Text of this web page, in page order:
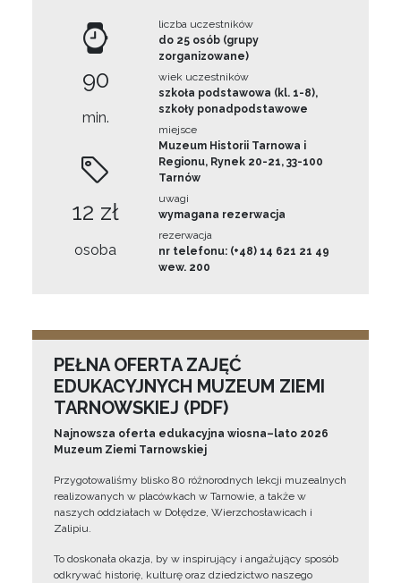
90
min.
12 zł
osoba
liczba uczestników
do 25 osób (grupy
zorganizowane)
wiek uczestników
szkoła podstawowa (kl. 1-8),
szkoły ponadpodstawowe
miejsce
Muzeum Historii Tarnowa i
Regionu, Rynek 20-21, 33-100
Tarnów
uwagi
wymagana rezerwacja
rezerwacja
nr telefonu: (+48) 14 621 21 49
wew. 200
PEŁNA OFERTA ZAJĘĆ
EDUKACYJNYCH MUZEUM ZIEMI
TARNOWSKIEJ (PDF)
Najnowsza oferta edukacyjna wiosna–lato 2026
Muzeum Ziemi Tarnowskiej
Przygotowaliśmy blisko 80 różnorodnych lekcji muzealnych
realizowanych w placówkach w Tarnowie, a także w
naszych oddziałach w Dołędze, Wierzchosławicach i
Zalipiu.
To doskonała okazja, by w inspirujący i angażujący sposób
odkrywać historię, kulturę oraz dziedzictwo naszego